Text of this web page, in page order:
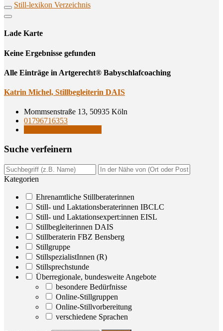
Still-lexikon Verzeichnis
Lade Karte
Кeine Ergebnisse gefunden
Alle Einträge in Artgerecht® Babyschlafcoaching
Kat­rin Michel, Still­be­glei­te­rin DAIS
Mommsenstraße 13, 50935 Köln
01796716353
Suche ver­fei­nern
Kategorien
Ehrenamtliche Stillberaterinnen
Still- und Laktationsberaterinnen IBCLC
Still- und Laktationsexpert:innen EISL
Stillbegleiterinnen DAIS
Stillberaterin FBZ Bensberg
Stillgruppe
StillspezialistInnen (R)
Stillsprechstunde
Überregionale, bundesweite Angebote
besondere Bedürfnisse
Online-Stillgruppen
Online-Stillvorbereitung
verschiedene Sprachen